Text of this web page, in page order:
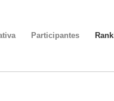
Participantes